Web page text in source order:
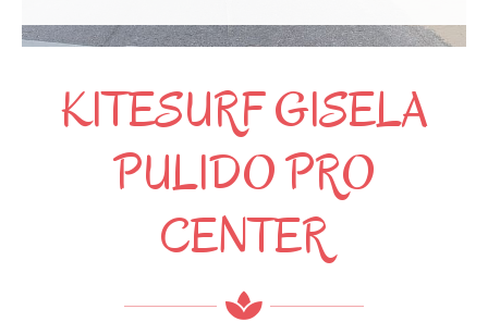
KITESURF GISELA
PULIDO PRO
CENTER